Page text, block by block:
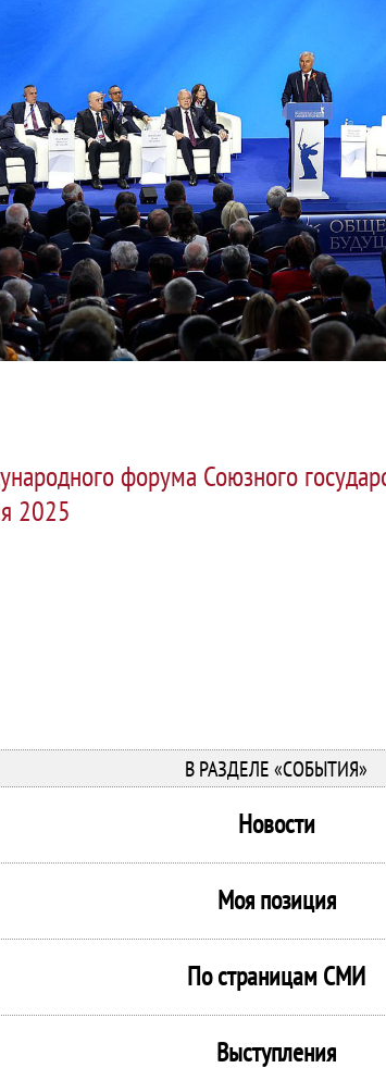
форума Союзного
2025
В РАЗДЕЛЕ «СОБЫТИЯ»
Новости
Моя позиция
По страницам СМИ
Выступления